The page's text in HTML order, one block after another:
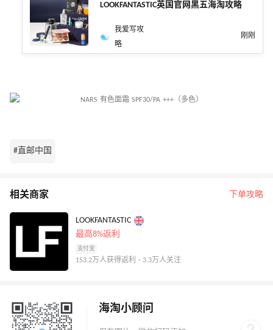
LOOKFANTASTIC英国官网黑五海淘攻略
我爱写攻
略
刚刚
#直邮中国
相关商家 下单攻略
LOOKFANTASTIC
最高8%返利
支付宝
153.2万人获得返利 · 3.3万人关注
海淘小顾问